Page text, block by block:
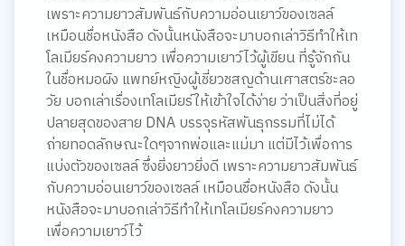
เพราะความยาวสัมพันธ์กับความอ่อนเยาว์ของเซลล์
เหมือนชื่อหนังสือ ดังนั้นหนังสือจะมาบอกเล่าวิธีทำให้เท
โลเมียร์คงความยาว เพื่อความเยาว์ไว้ผู้เขียน ที่รู้จักกัน
ในชื่อหมอผิง แพทย์หญิงผู้เชี่ยวชสญด้านเศาสตร์ชะลอ
วัย บอกเล่าเรื่องเทโลเมียร์ให้เข้าใจได้ง่าย ว่าเป็นสิ่งที่อยู่
ปลายสุดของสาย DNA บรรจุรหัสพันธุกรรมที่ไม่ได้
ถ่ายทอดลักษณะใดๆจากพ่อและแม่มา แต่มีไว้เพื่อการ
แบ่งตัวของเซลล์ ซึ่งยิ่งยาวยิ่งดี เพราะความยาวสัมพันธ์
กับความอ่อนเยาว์ของเซลล์ เหมือนชื่อหนังสือ ดังนั้น
หนังสือจะมาบอกเล่าวิธีทำให้เทโลเมียร์คงความยาว
เพื่อความเยาว์ไว้